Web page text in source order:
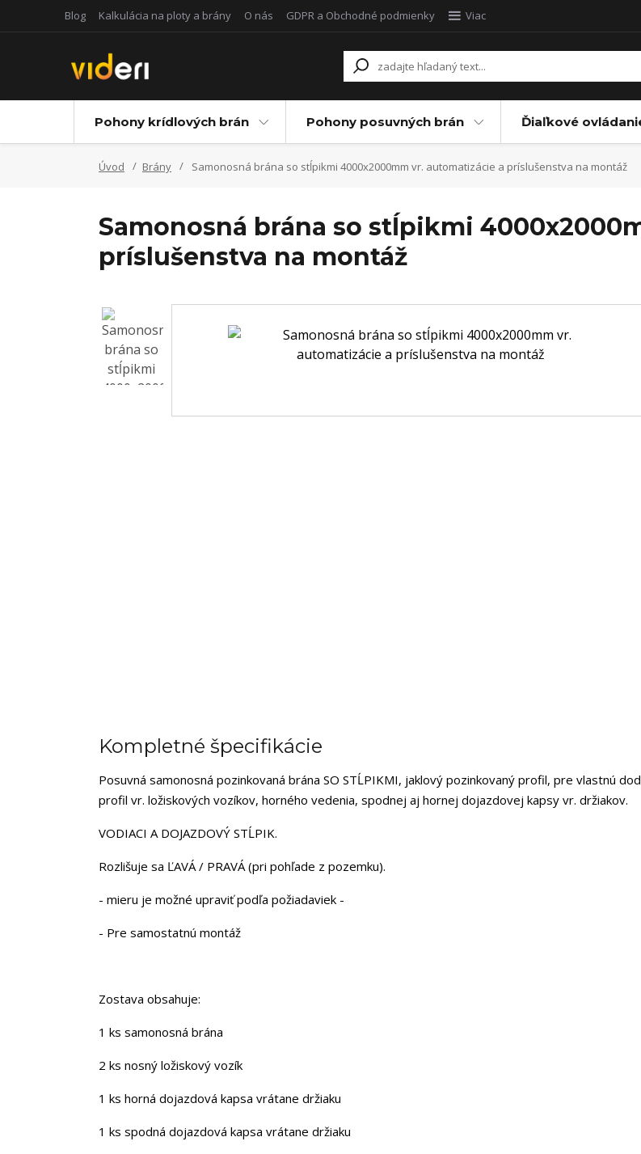
Blog Kalkulácia na ploty a brány O nás GDPR a Obchodné podmienky Viac
Pohony krídlových brán Pohony posuvných brán Ďiaľkové
Úvod Brány Samonosná brána so stĺpikmi 4000x2000mm vr. automatizácie a príslušenstva na montáž
Samonosná brána so stĺpikmi
príslušenstva na montáž
Kompletné špecifikácie
Posuvná samonosná pozinkovaná brána SO STĹPIKMI, jaklový pozinkovaný profil, pre vlastnú
profil vr. ložiskových vozíkov, horného vedenia, spodnej aj hornej dojazdovej kapsy vr. držiakov.
VODIACI A DOJAZDOVÝ STĹPIK.
Rozlišuje sa ĽAVÁ / PRAVÁ (pri pohľade z pozemku).
- mieru je možné upraviť podľa požiadaviek -
- Pre samostatnú montáž
Zostava obsahuje:
1 ks samonosná brána
2 ks nosný ložiskový vozík
1 ks horná dojazdová kapsa vrátane držiaku
1 ks spodná dojazdová kapsa vrátane držiaku